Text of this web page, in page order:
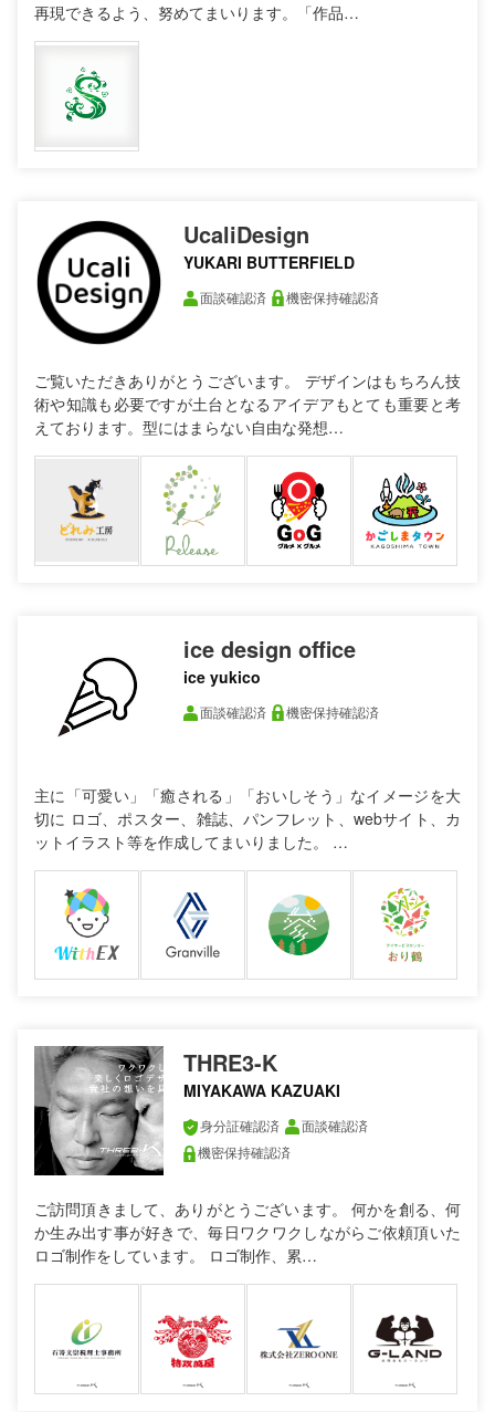
再現できるよう、努めてまいります。「作品…
UcaliDesign
YUKARI BUTTERFIELD
面談確認済 機密保持確認済
ご覧いただきありがとうございます。 デザインはもちろん技
術や知識も必要ですが土台となるアイデアもとても重要と考
えております。型にはまらない自由な発想…
ice design office
ice yukico
面談確認済 機密保持確認済
主に「可愛い」「癒される」「おいしそう」なイメージを大
切に ロゴ、ポスター、雑誌、パンフレット、webサイト、カ
ットイラスト等を作成してまいりました。 …
THRE3-K
MIYAKAWA KAZUAKI
身分証確認済
面談確認済
機密保持確認済
ご訪問頂きまして、ありがとうございます。 何かを創る、何
か生み出す事が好きで、毎日ワクワクしながらご依頼頂いた
ロゴ制作をしています。 ロゴ制作、累…